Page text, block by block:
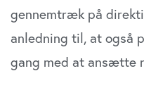
gennemtræk på
anledning til, at også
gang med at ansætte